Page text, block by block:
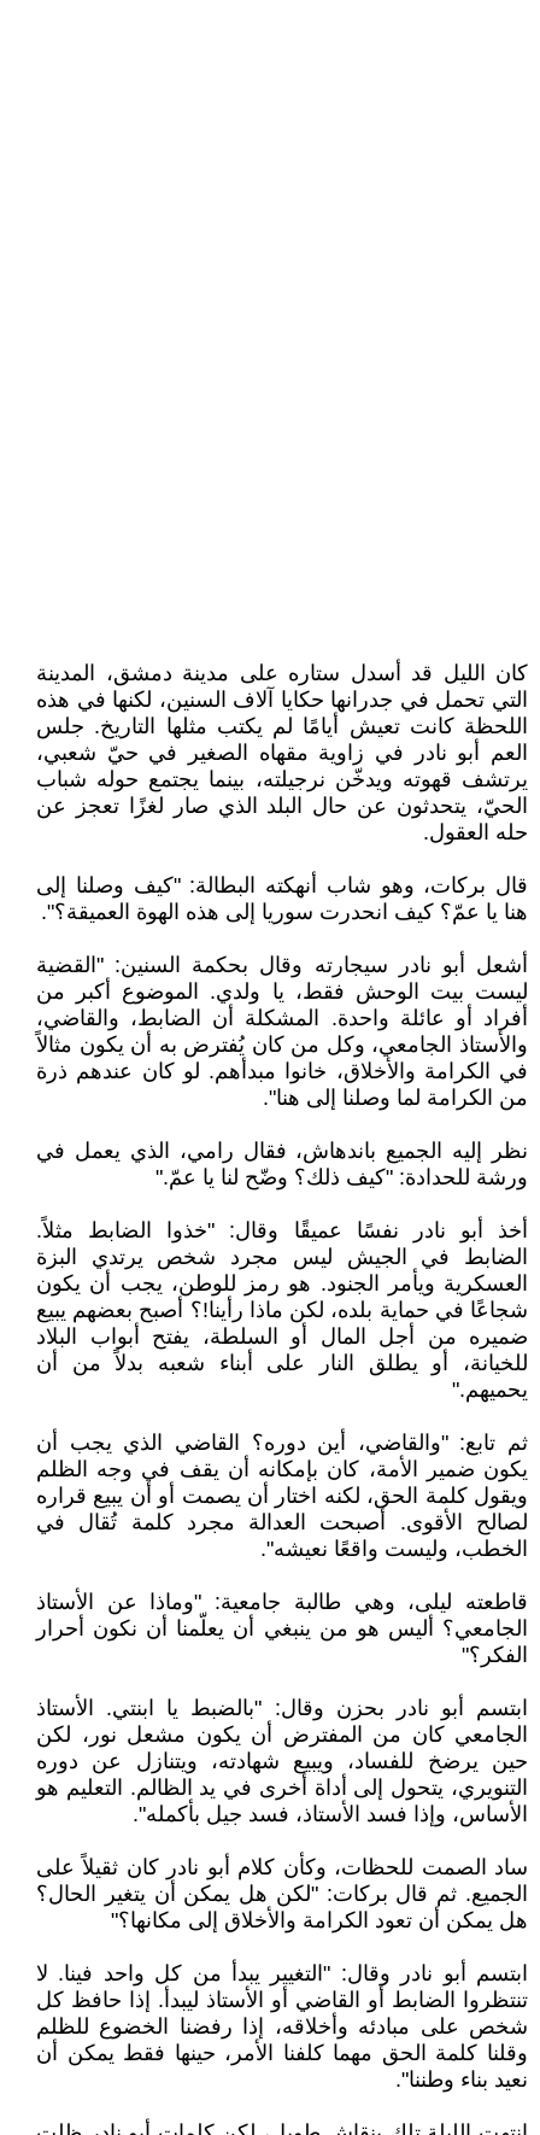
كان الليل قد أسدل ستاره على مدينة دمشق، المدينة
التي تحمل في جدرانها حكايا آلاف السنين، لكنها في هذه
اللحظة كانت تعيش أيامًا لم يكتب مثلها التاريخ. جلس
العم أبو نادر في زاوية مقهاه الصغير في حيّ شعبي،
يرتشف قهوته ويدخّن نرجيلته، بينما يجتمع حوله شباب
الحيّ، يتحدثون عن حال البلد الذي صار لغزًا تعجز عن
حله العقول.
قال بركات، وهو شاب أنهكته البطالة: "كيف وصلنا إلى
هنا يا عمّ؟ كيف انحدرت سوريا إلى هذه الهوة العميقة؟".
أشعل أبو نادر سيجارته وقال بحكمة السنين: "القضية
ليست بيت الوحش فقط، يا ولدي. الموضوع أكبر من
أفراد أو عائلة واحدة. المشكلة أن الضابط، والقاضي،
والأستاذ الجامعي، وكل من كان يُفترض به أن يكون مثالاً
في الكرامة والأخلاق، خانوا مبدأهم. لو كان عندهم ذرة
من الكرامة لما وصلنا إلى هنا".
نظر إليه الجميع باندهاش، فقال رامي، الذي يعمل في
ورشة للحدادة: "كيف ذلك؟ وضّح لنا يا عمّ."
أخذ أبو نادر نفسًا عميقًا وقال: "خذوا الضابط مثلاً.
الضابط في الجيش ليس مجرد شخص يرتدي البزة
العسكرية ويأمر الجنود. هو رمز للوطن، يجب أن يكون
شجاعًا في حماية بلده، لكن ماذا رأينا!؟ أصبح بعضهم يبيع
ضميره من أجل المال أو السلطة، يفتح أبواب البلاد
للخيانة، أو يطلق النار على أبناء شعبه بدلاً من أن
يحميهم."
ثم تابع: "والقاضي، أين دوره؟ القاضي الذي يجب أن
يكون ضمير الأمة، كان بإمكانه أن يقف في وجه الظلم
ويقول كلمة الحق، لكنه اختار أن يصمت أو أن يبيع قراره
لصالح الأقوى. أصبحت العدالة مجرد كلمة تُقال في
الخطب، وليست واقعًا نعيشه".
قاطعته ليلى، وهي طالبة جامعية: "وماذا عن الأستاذ
الجامعي؟ أليس هو من ينبغي أن يعلّمنا أن نكون أحرار
الفكر؟"
ابتسم أبو نادر بحزن وقال: "بالضبط يا ابنتي. الأستاذ
الجامعي كان من المفترض أن يكون مشعل نور، لكن
حين يرضخ للفساد، ويبيع شهادته، ويتنازل عن دوره
التنويري، يتحول إلى أداة أخرى في يد الظالم. التعليم هو
الأساس، وإذا فسد الأستاذ، فسد جيل بأكمله".
ساد الصمت للحظات، وكأن كلام أبو نادر كان ثقيلاً على
الجميع. ثم قال بركات: "لكن هل يمكن أن يتغير الحال؟
هل يمكن أن تعود الكرامة والأخلاق إلى مكانها؟"
ابتسم أبو نادر وقال: "التغيير يبدأ من كل واحد فينا. لا
تنتظروا الضابط أو القاضي أو الأستاذ ليبدأ. إذا حافظ كل
شخص على مبادئه وأخلاقه، إذا رفضنا الخضوع للظلم
وقلنا كلمة الحق مهما كلفنا الأمر، حينها فقط يمكن أن
نعيد بناء وطننا".